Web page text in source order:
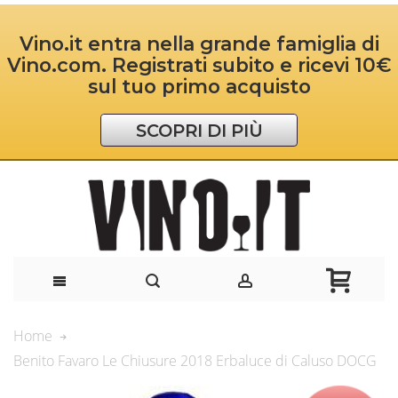
Vino.it entra nella grande famiglia di
Vino.com. Registrati subito e ricevi 10€
sul tuo primo acquisto
SCOPRI DI PIÙ
Home
Benito Favaro Le Chiusure 2018 Erbaluce di Caluso DOCG